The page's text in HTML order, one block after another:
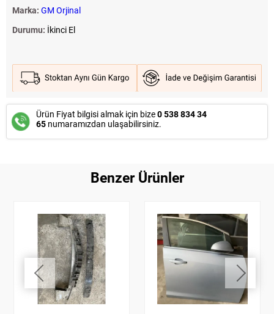
Marka: GM Orjinal
Durumu: İkinci El
Ürün Fiyat bilgisi almak için bize0 538 834 34
65 numaramızdan ulaşabilirsiniz.
Benzer Ürünler